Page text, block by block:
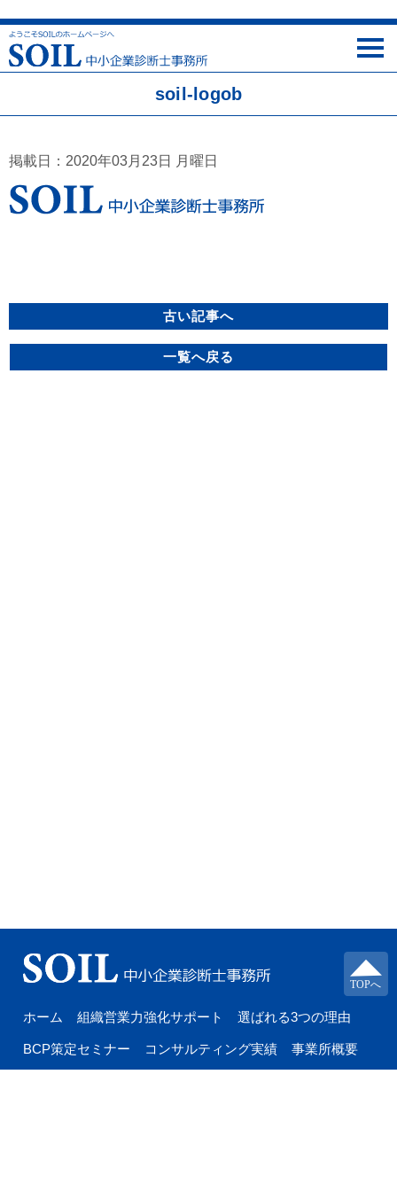
soil-logob
掲載日：2020年03月23日 月曜日
古い記事へ
一覧へ戻る
ホーム 組織営業力強化サポート 選ばれる3つの理由
BCP策定セミナー コンサルティング実績 事業所概要